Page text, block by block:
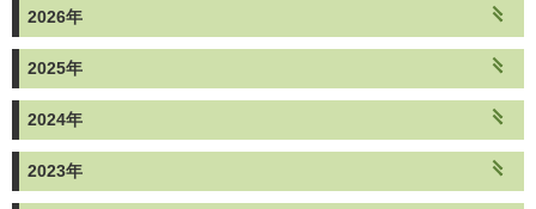
2026年
2025年
2024年
2023年